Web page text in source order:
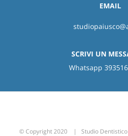
EMAIL
SCRIVI UN
Whatsapp
© Copyright 2020 | Studio Dentistico